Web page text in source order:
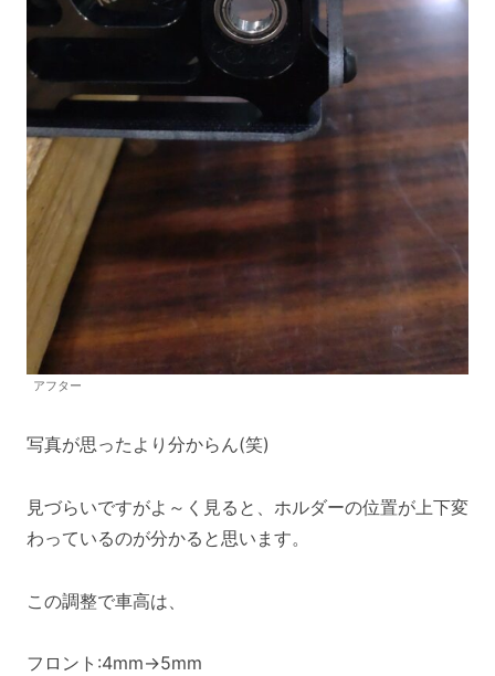
アフター
写真が思ったより分からん(笑)
見づらいですがよ～く見ると、ホルダーの位置が上下変
わっているのが分かると思います。
この調整で車高は、
フロント:4mm→5mm